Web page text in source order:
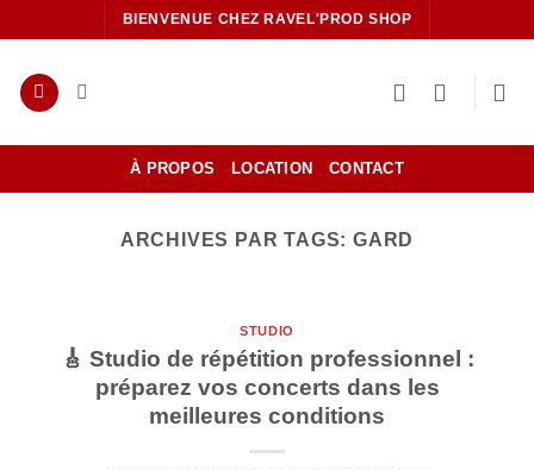
au
contenu
BIENVENUE CHEZ RAVEL'PROD SHOP
À PROPOS LOCATION CONTACT
ARCHIVES PAR TAGS: GARD
STUDIO
🎸 Studio de répétition professionnel :
préparez vos concerts dans les
meilleures conditions